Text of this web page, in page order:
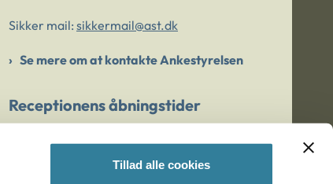
Tillad alle cookies
Sikker mail: sikkermail@ast.dk
Se mere om at kontakte Ankestyrelsen
Receptionens åbningstider